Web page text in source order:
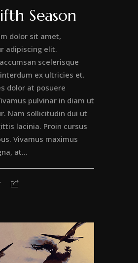
Season
dolor sit amet,
adipiscing elit.
scelerisque
ex ultricies et.
dolor at posuere
pulvinar in diam ut
Nam sollicitudin dui ut
lacinia. Proin cursus
Vivamus maximus
at...